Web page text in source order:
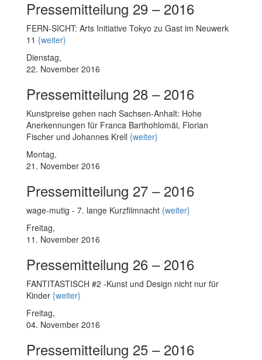
Pressemitteilung 29 – 2016
FERN-SICHT: Arts Initiative Tokyo zu Gast im Neuwerk
11 {weiter}
Dienstag,
22. November 2016
Pressemitteilung 28 – 2016
Kunstpreise gehen nach Sachsen-Anhalt: Hohe
Anerkennungen für Franca Barthohlomäi, Florian
Fischer und Johannes Krell {weiter}
Montag,
21. November 2016
Pressemitteilung 27 – 2016
wage-mutig - 7. lange Kurzfilmnacht {weiter}
Freitag,
11. November 2016
Pressemitteilung 26 – 2016
FANTITASTISCH #2 -Kunst und Design nicht nur für
Kinder {weiter}
Freitag,
04. November 2016
Pressemitteilung 25 – 2016